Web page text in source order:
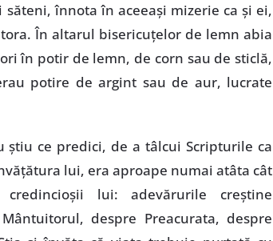
înnota în aceeaşi mizerie ca şi ei,
În altarul bisericuţelor de lemn abia
în potir de lemn, de corn sau de sticlă,
potire de argint sau de aur, lucrate
ştiu ce predici, de a tâlcui Scripturile ca
lui, era aproape numai atâta cât
lui: adevărurile creştine
despre Preacurata, despre